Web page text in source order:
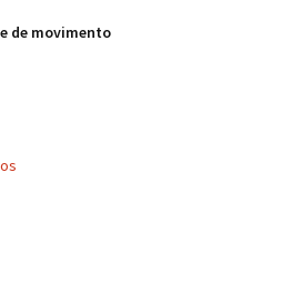
de movimento